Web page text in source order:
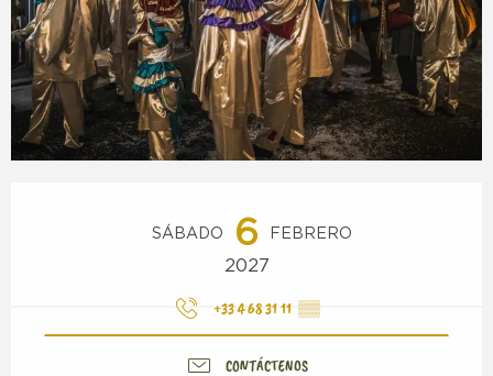
SÁBADO 6 FEBRERO
2027
+33 4 68 31 11 ▒▒
CONTÁCTENOS